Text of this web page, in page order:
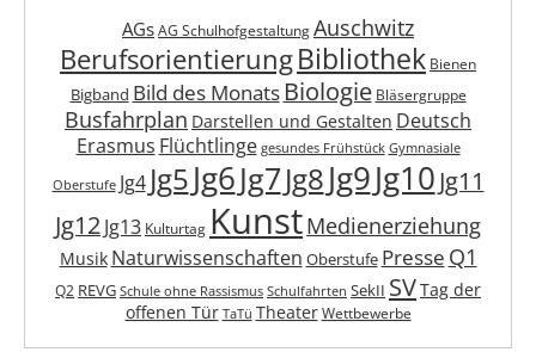
AGs AG Schulhofgestaltung Auschwitz
BerufsorientierungBibliothek Bienen
Bigband Bild des Monats Biologie Bläsergruppe
Busfahrplan Darstellen und Gestalten Deutsch
Erasmus Flüchtlinge gesundes Frühstück Gymnasiale
Oberstufe Jg4 Jg5Jg6Jg7Jg8Jg9Jg10Jg11
Jg12Jg13 Kulturtag KunstMedienerziehung
Musik Naturwissenschaften Oberstufe Presse Q1
Q2 REVG Schule ohne Rassismus Schulfahrten SekII SVTag der
offenen Tür TaTü Theater Wettbewerbe